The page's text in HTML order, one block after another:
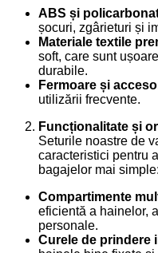
ABS și
șocuri, zgârieturi și
Materiale textile
soft, care sunt
durabile.
Fermoare și
utilizării frecvente.
Funcționalitate și
Seturile noastre de
caracteristici pentru
bagajelor mai simple:
Compartimente
eficientă a hainelor,
personale.
Curele de prindere